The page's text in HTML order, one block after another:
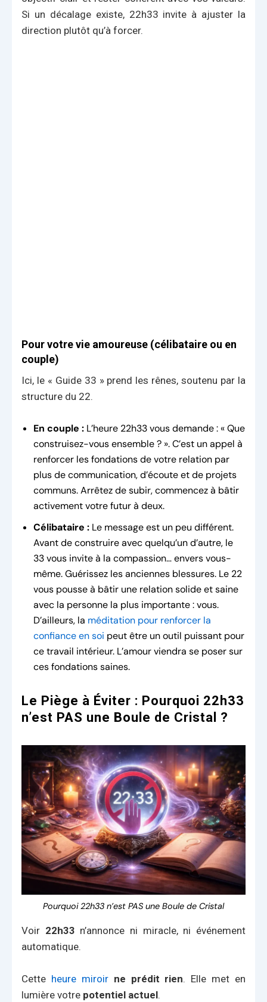
Si un décalage existe, 22h33 invite à ajuster la
direction plutôt qu’à forcer.
Pour votre vie amoureuse (célibataire ou en
couple)
Ici, le « Guide 33 » prend les rênes, soutenu par la
structure du 22.
En couple : L’heure 22h33 vous demande : « Que
construisez-vous ensemble ? ». C’est un appel à
renforcer les fondations de votre relation par
plus de communication, d’écoute et de projets
communs. Arrêtez de subir, commencez à bâtir
activement votre futur à deux.
Célibataire : Le message est un peu différent.
Avant de construire avec quelqu’un d’autre, le
33 vous invite à la compassion… envers vous-
même. Guérissez les anciennes blessures. Le 22
vous pousse à bâtir une relation solide et saine
avec la personne la plus importante : vous.
D’ailleurs, la méditation pour renforcer la
confiance en soi peut être un outil puissant pour
ce travail intérieur. L’amour viendra se poser sur
ces fondations saines.
Le Piège à Éviter : Pourquoi 22h33
n’est PAS une Boule de Cristal ?
Pourquoi 22h33 n’est PAS une Boule de Cristal
Voir 22h33 n’annonce ni miracle, ni événement
automatique.
Cette heure miroir ne prédit rien. Elle met en
lumière votre potentiel actuel.